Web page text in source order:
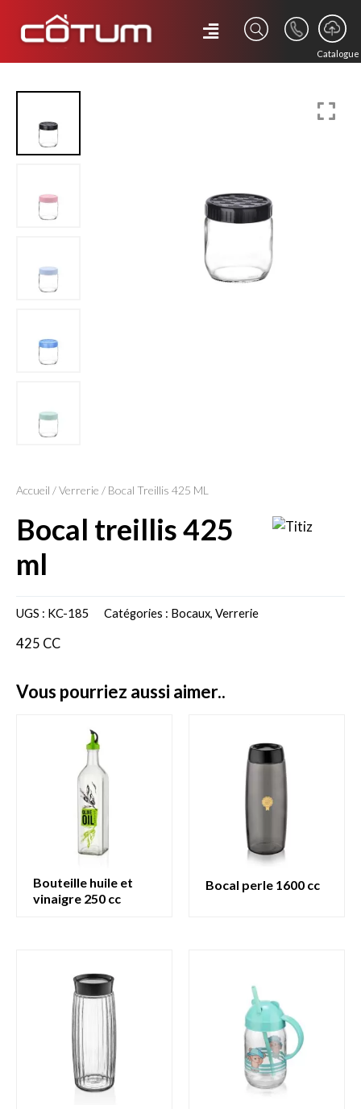
Catalogue
Accueil /Verrerie / Bocal Treillis 425 ML
bocal treillis 425
ml
UGS : KC-185 Catégories : Bocaux, Verrerie
425 CC
vous pourriez aussi aimer..
bouteille huile et
vinaigre 250 cc
bocal perle 1600 cc